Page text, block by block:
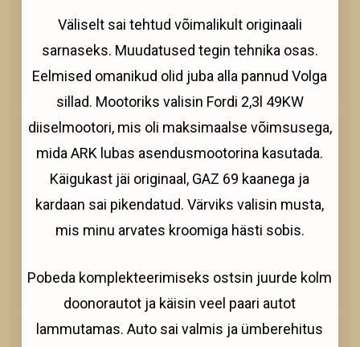
Väliselt sai tehtud võimalikult originaali
sarnaseks. Muudatused tegin tehnika osas.
Eelmised omanikud olid juba alla pannud Volga
sillad. Mootoriks valisin Fordi 2,3l 49KW
diiselmootori, mis oli maksimaalse võimsusega,
mida ARK lubas asendusmootorina kasutada.
Käigukast jäi originaal, GAZ 69 kaanega ja
kardaan sai pikendatud. Värviks valisin musta,
mis minu arvates kroomiga hästi sobis.
Pobeda komplekteerimiseks ostsin juurde kolm
doonorautot ja käisin veel paari autot
lammutamas. Auto sai valmis ja ümberehitus